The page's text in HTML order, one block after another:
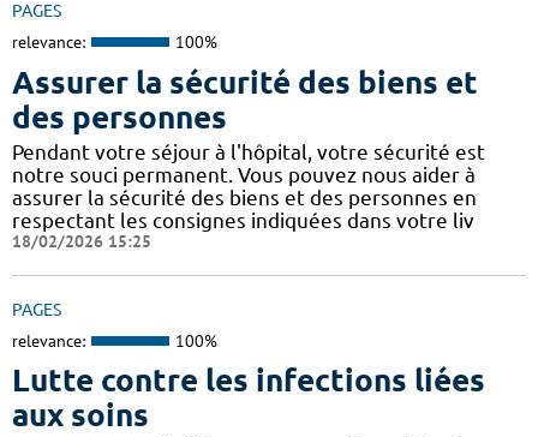
PAGES
relevance: 100%
Assurer la sécurité des biens et
des personnes
Pendant votre séjour à l'hôpital, votre sécurité est
notre souci permanent. Vous pouvez nous aider à
assurer la sécurité des biens et des personnes en
respectant les consignes indiquées dans votre liv
18/02/2026 15:25
PAGES
relevance: 100%
Lutte contre les infections liées
aux soins